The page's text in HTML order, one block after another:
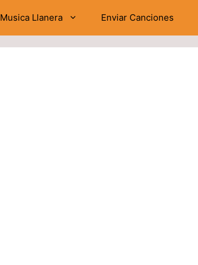
Musica Llanera Enviar Canciones